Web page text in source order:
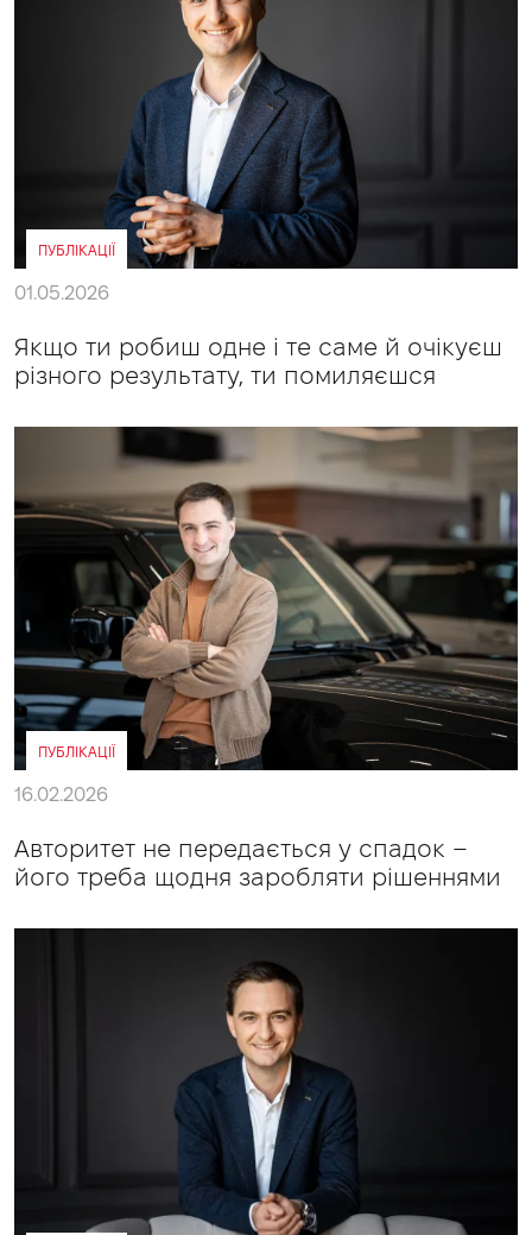
ПУБЛІКАЦІЇ
01.05.2026
Якщо ти робиш одне і те саме й очікуєш
різного результату, ти помиляєшся
ПУБЛІКАЦІЇ
16.02.2026
Авторитет не передається у спадок –
його треба щодня заробляти рішеннями